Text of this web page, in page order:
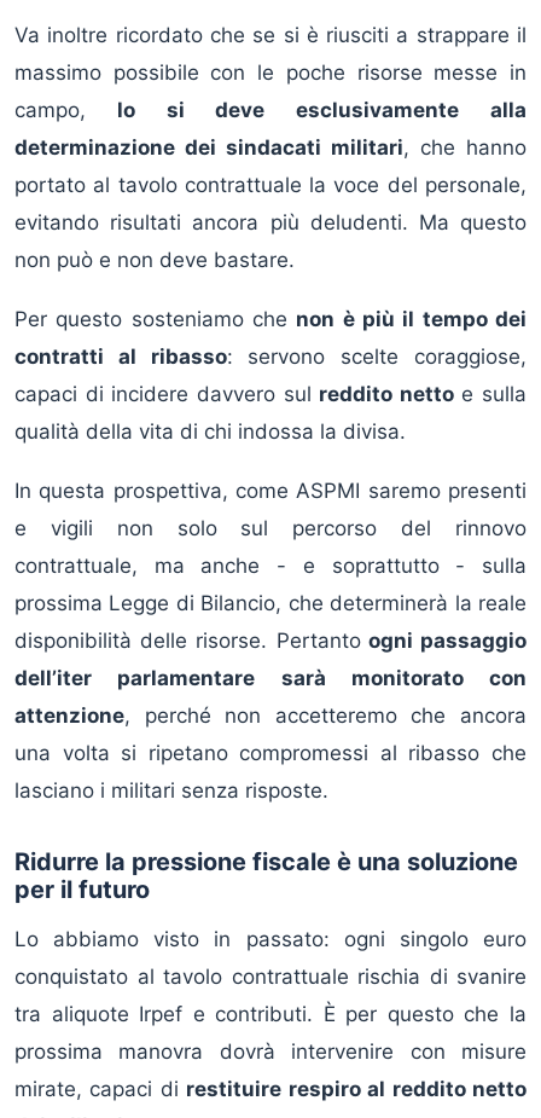
Va inoltre ricordato che se si è riusciti a strappare il
massimo possibile con le poche risorse messe in
campo, lo si deve esclusivamente alla
determinazione dei sindacati militari, che hanno
portato al tavolo contrattuale la voce del personale,
evitando risultati ancora più deludenti. Ma questo
non può e non deve bastare.
Per questo sosteniamo che non è più il tempo dei
contratti al ribasso: servono scelte coraggiose,
capaci di incidere davvero sul reddito nettoe sulla
qualità della vita di chi indossa la divisa.
In questa prospettiva, come ASPMI saremo presenti
e vigili non solo sul percorso del rinnovo
contrattuale, ma anche - e soprattutto - sulla
prossima Legge di Bilancio, che determinerà la reale
disponibilità delle risorse. Pertantoogni passaggio
dell’iter parlamentare sarà monitorato con
attenzione, perché non accetteremo che ancora
una volta si ripetano compromessi al ribasso che
lasciano i militari senza risposte.
Ridurre la pressione fiscale è una soluzione
per il futuro
Lo abbiamo visto in passato: ogni singolo euro
conquistato al tavolo contrattuale rischia di svanire
tra aliquote Irpef e contributi. È per questo che la
prossima manovra dovrà intervenire con misure
mirate, capaci di restituire respiro al reddito netto